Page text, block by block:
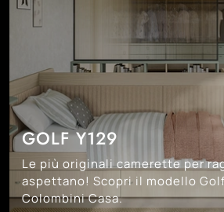
GOLF Y129
Le più originali camerette per
aspettano! Scopri il modello Golf
Colombini Casa.